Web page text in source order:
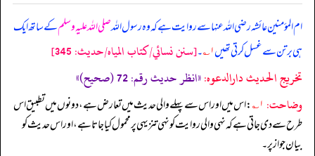
ام المؤمنین عائشہ رضی اللہ عنہا سے روایت ہے کہوہ رسول اللہصلی اللہ علیہ وسلمکے ساتھ ایک
ہی برتن سے غسل کرتی تھیں۱؎ ۔[سنن نسائي/كتاب المياه/حدیث: 345]
تخریج الحدیث دارالدعوہ:«انظر حدیث رقم: 72 (صحیح)»
وضاحت: ۱؎ : اس میں اور اس سے پہلے والی حدیث میں تعارض ہے، دونوں میں تطبیق اس
طرح سے دی جاتی ہے کہ نہی والی روایت کو نہی تنزیہی پر محمول کیا جاتا ہے، اور اس حدیث کو
بیان جواز پر۔